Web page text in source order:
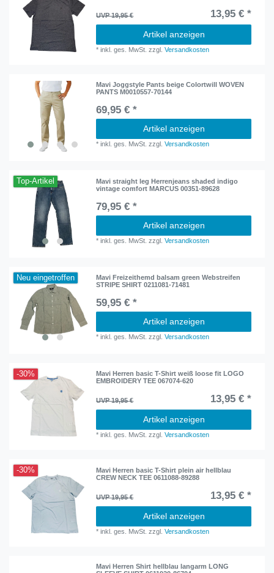
UVP 19,95 € 13,95 € *
Artikel anzeigen
*inkl. ges. MwSt. zzgl.Versandkosten
Mavi Joggstyle Pants beige Colortwill WOVEN
PANTS M0010557-70144
69,95 € *
Artikel anzeigen
*inkl. ges. MwSt. zzgl.Versandkosten
Top-Artikel
Mavi straight leg Herrenjeans shaded indigo
vintage comfort MARCUS 00351-89628
79,95 € *
Artikel anzeigen
*inkl. ges. MwSt. zzgl.Versandkosten
Neu eingetroffen
Mavi Freizeithemd balsam green Webstreifen
STRIPE SHIRT 0211081-71481
59,95 € *
Artikel anzeigen
*inkl. ges. MwSt. zzgl.Versandkosten
-30%
Mavi Herren basic T-Shirt weiß loose fit LOGO
EMBROIDERY TEE 067074-620
UVP 19,95 € 13,95 € *
Artikel anzeigen
*inkl. ges. MwSt. zzgl.Versandkosten
-30%
Mavi Herren basic T-Shirt plein air hellblau
CREW NECK TEE 0611088-89288
UVP 19,95 € 13,95 € *
Artikel anzeigen
*inkl. ges. MwSt. zzgl.Versandkosten
Mavi Herren Shirt hellblau langarm LONG